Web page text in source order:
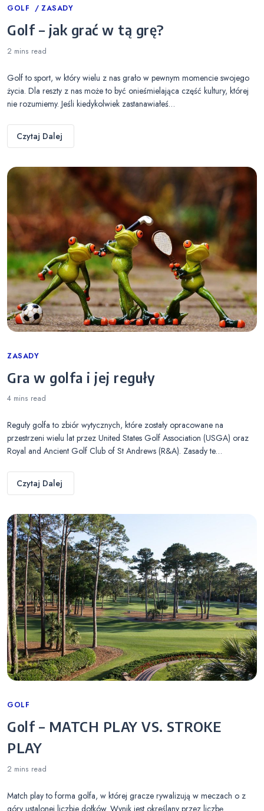
Categories
GOLF ZASADY
Golf – jak grać w tą grę?
2 mins read
Golf to sport, w który wielu z nas grało w pewnym momencie swojego
życia. Dla reszty z nas może to być onieśmielająca część kultury, której
nie rozumiemy. Jeśli kiedykolwiek zastanawiałeś…
Czytaj Dalej
Categories
ZASADY
Gra w golfa i jej reguły
4 mins read
Reguły golfa to zbiór wytycznych, które zostały opracowane na
przestrzeni wielu lat przez United States Golf Association (USGA) oraz
Royal and Ancient Golf Club of St Andrews (R&A). Zasady te…
Czytaj Dalej
Categories
GOLF
Golf – MATCH PLAY VS. STROKE
PLAY
2 mins read
Match play to forma golfa, w której gracze rywalizują w meczach o z
góry ustalonej liczbie dołków. Wynik jest określany przez liczbę